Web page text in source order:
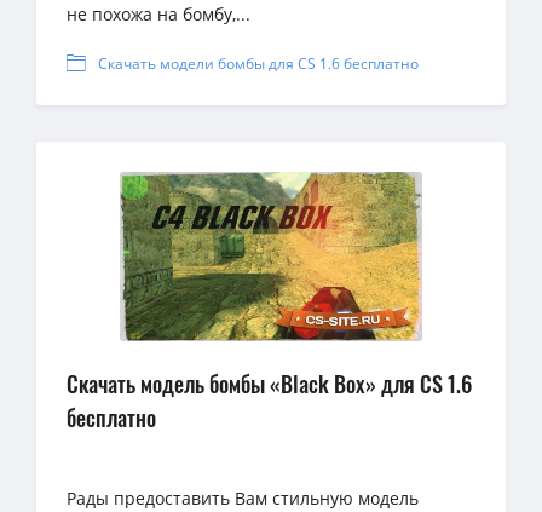
не похожа на бомбу,...
Скачать модели бомбы для CS 1.6 бесплатно
Скачать модель бомбы «Black Box» для CS 1.6
бесплатно
Рады предоставить Вам стильную модель